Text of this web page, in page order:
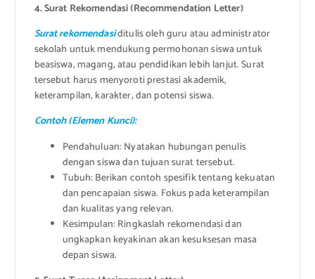
4. Surat Rekomendasi (Recommendation Letter)
Surat rekomendasiditulis oleh guru atau administrator
sekolah untuk mendukung permohonan siswa untuk
beasiswa, magang, atau pendidikan lebih lanjut. Surat
tersebut harus menyoroti prestasi akademik,
keterampilan, karakter, dan potensi siswa.
Contoh (Elemen Kunci):
Pendahuluan: Nyatakan hubungan penulis
dengan siswa dan tujuan surat tersebut.
Tubuh: Berikan contoh spesifik tentang kekuatan
dan pencapaian siswa. Fokus pada keterampilan
dan kualitas yang relevan.
Kesimpulan: Ringkaslah rekomendasi dan
ungkapkan keyakinan akan kesuksesan masa
depan siswa.